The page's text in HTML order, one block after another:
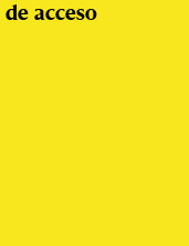
acceso